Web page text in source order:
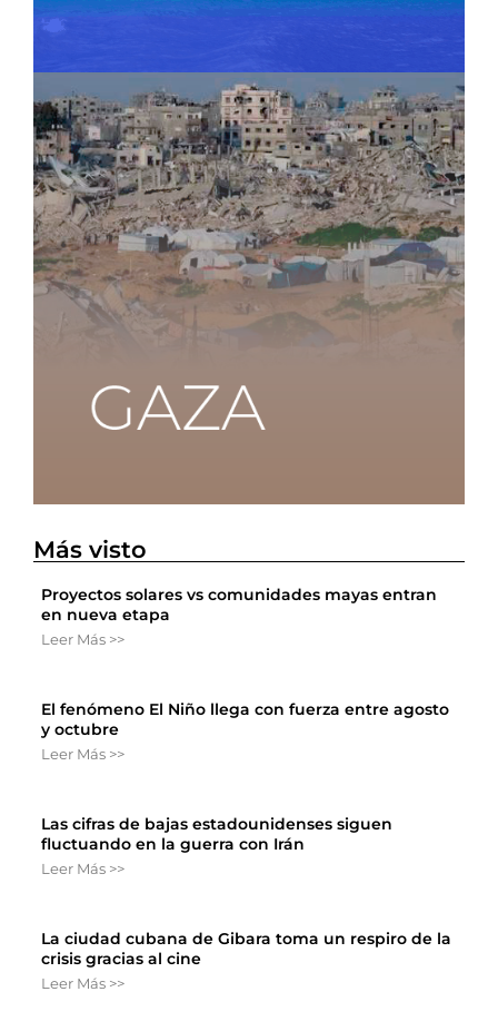
Más visto
Proyectos solares vs comunidades mayas entran
en nueva etapa
Leer Más >>
El fenómeno El Niño llega con fuerza entre agosto
y octubre
Leer Más >>
Las cifras de bajas estadounidenses siguen
fluctuando en la guerra con Irán
Leer Más >>
La ciudad cubana de Gibara toma un respiro de la
crisis gracias al cine
Leer Más >>